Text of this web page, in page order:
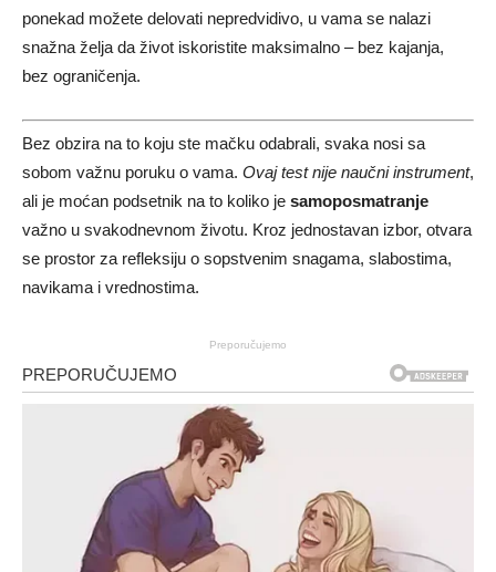
ponekad možete delovati nepredvidivo, u vama se nalazi
snažna želja da život iskoristite maksimalno – bez kajanja,
bez ograničenja.
Bez obzira na to koju ste mačku odabrali, svaka nosi sa
sobom važnu poruku o vama. Ovaj test nije naučni instrument,
ali je moćan podsetnik na to koliko je samoposmatranje
važno u svakodnevnom životu. Kroz jednostavan izbor, otvara
se prostor za refleksiju o sopstvenim snagama, slabostima,
navikama i vrednostima.
Preporučujemo